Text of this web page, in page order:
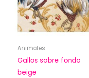
Animales
Gallos sobre fondo
beige